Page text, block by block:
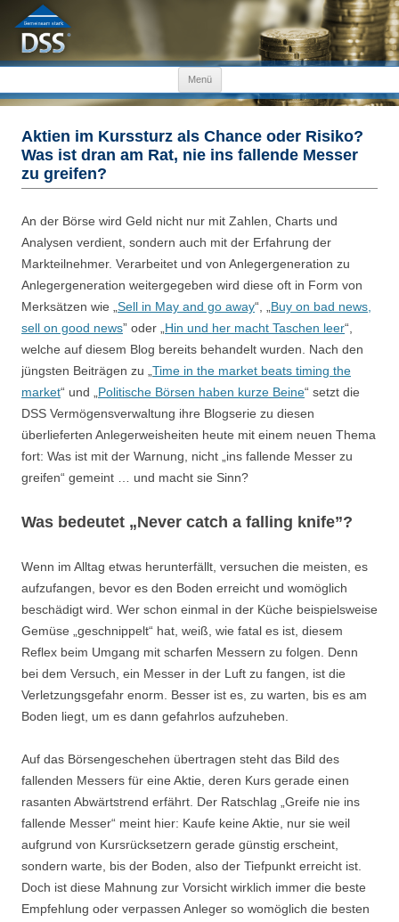
Menü
Zum Inhalt springen
Aktien im Kurssturz als Chance oder Risiko?
Was ist dran am Rat, nie ins fallende Messer
zu greifen?
An der Börse wird Geld nicht nur mit Zahlen, Charts und
Analysen verdient, sondern auch mit der Erfahrung der
Markteilnehmer. Verarbeitet und von Anlegergeneration zu
Anlegergeneration weitergegeben wird diese oft in Form von
Merksätzen wie „ Sell in May and go away“, „ Buy on bad news,
sell on good news” oder „ Hin und her macht Taschen leer“,
welche auf diesem Blog bereits behandelt wurden. Nach den
jüngsten Beiträgen zu „ Time in the market beats timing the
market“ und „ Politische Börsen haben kurze Beine“ setzt die
DSS Vermögensverwaltung ihre Blogserie zu diesen
überlieferten Anlegerweisheiten heute mit einem neuen Thema
fort: Was ist mit der Warnung, nicht „ins fallende Messer zu
greifen“ gemeint … und macht sie Sinn?
Was bedeutet „Never catch a falling knife”?
Wenn im Alltag etwas herunterfällt, versuchen die meisten, es
aufzufangen, bevor es den Boden erreicht und womöglich
beschädigt wird. Wer schon einmal in der Küche beispielsweise
Gemüse „geschnippelt“ hat, weiß, wie fatal es ist, diesem
Reflex beim Umgang mit scharfen Messern zu folgen. Denn
bei dem Versuch, ein Messer in der Luft zu fangen, ist die
Verletzungsgefahr enorm. Besser ist es, zu warten, bis es am
Boden liegt, um es dann gefahrlos aufzuheben.
Auf das Börsengeschehen übertragen steht das Bild des
fallenden Messers für eine Aktie, deren Kurs gerade einen
rasanten Abwärtstrend erfährt. Der Ratschlag „Greife nie ins
fallende Messer“ meint hier: Kaufe keine Aktie, nur sie weil
aufgrund von Kursrücksetzern gerade günstig erscheint,
sondern warte, bis der Boden, also der Tiefpunkt erreicht ist.
Doch ist diese Mahnung zur Vorsicht wirklich immer die beste
Empfehlung oder verpassen Anleger so womöglich die besten